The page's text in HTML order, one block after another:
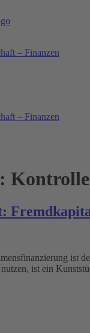
– Finanzen
– Finanzen
Kontrolle
ist
ist ein